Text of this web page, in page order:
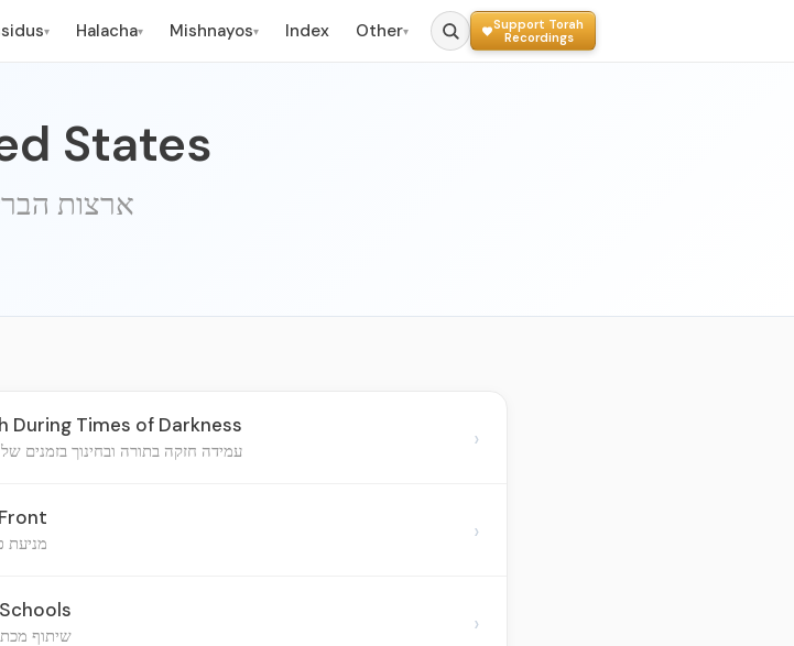
▾ Halacha▾ Mishnayos▾ Index Other▾
Support Torah
Recordings
States
ארצות
During Times of Darkness
עמידה חזקה בתורה ובחינוך בזמנים ›
מניעת ›
שיתוף ›